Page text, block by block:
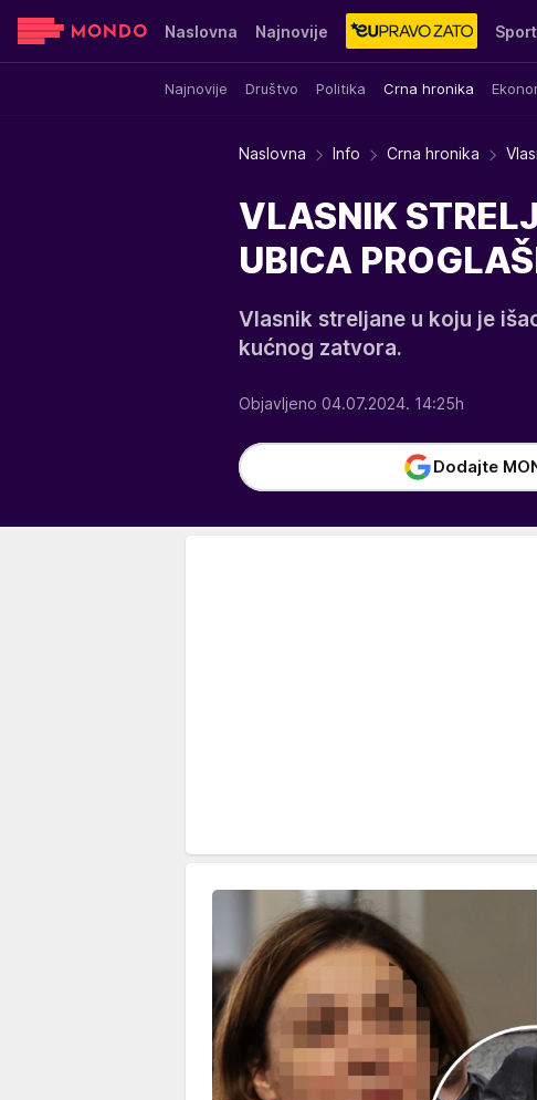
Naslovna Najnovije Sport
Najnovije Društvo Politika Crna hronika
Sensa Stvar ukusa Yumama
Naslovna Info Crna hronika
VLASNIK
UBICA
Vlasnik streljane u koju je
kućnog zatvora.
Objavljeno 04.07.2024. 14:25h
Dodajte